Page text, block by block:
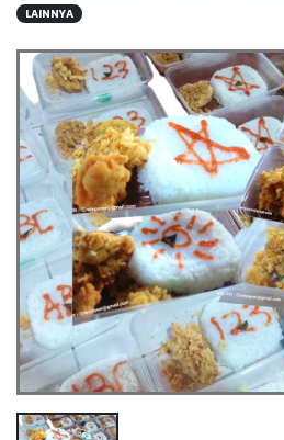
LAINNYA